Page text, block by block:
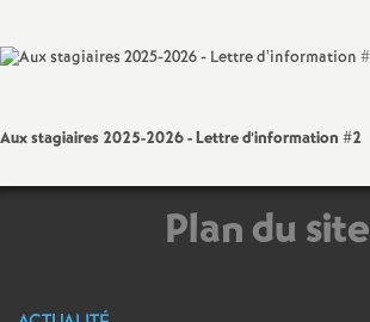
Aux stagiaires 2025-2026 - Lettre d’information #2
Plan du site